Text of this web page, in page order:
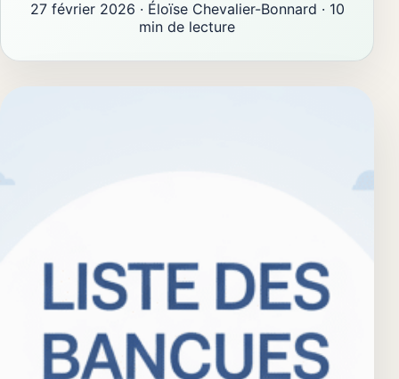
27 février 2026 · Éloïse Chevalier-Bonnard · 10
min de lecture